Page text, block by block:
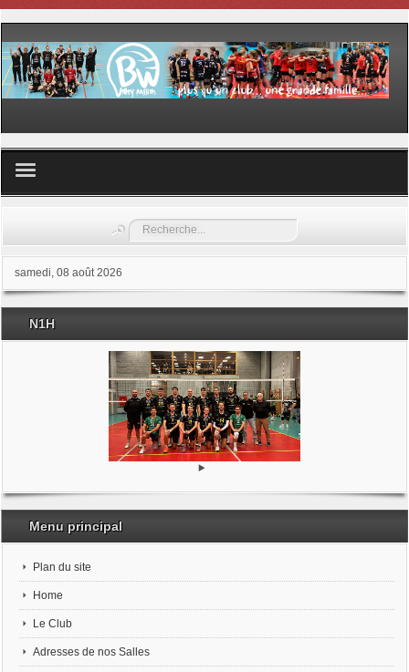
Les samedis du sport
Les stages
Documents
Rechercher
samedi, 08 août 2026
N1H
Menu principal
Plan du site
Home
Le Club
Adresses de nos Salles